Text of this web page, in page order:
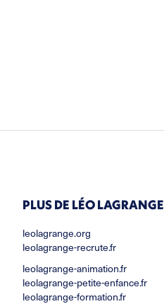
PLUS DE LÉO LAGRANGE
leolagrange.org
leolagrange-recrute.fr
leolagrange-animation.fr
leolagrange-petite-enfance.fr
leolagrange-formation.fr